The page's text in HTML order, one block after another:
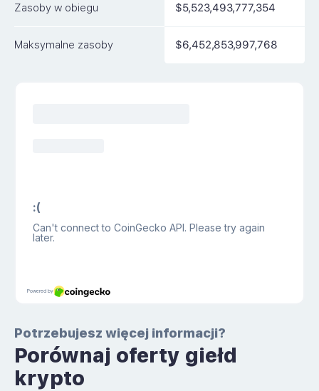
Zasoby w obiegu $5,523,493,777,354
Maksymalne zasoby $6,452,853,997,768
Potrzebujesz więcej informacji?
Porównaj oferty giełd
krypto